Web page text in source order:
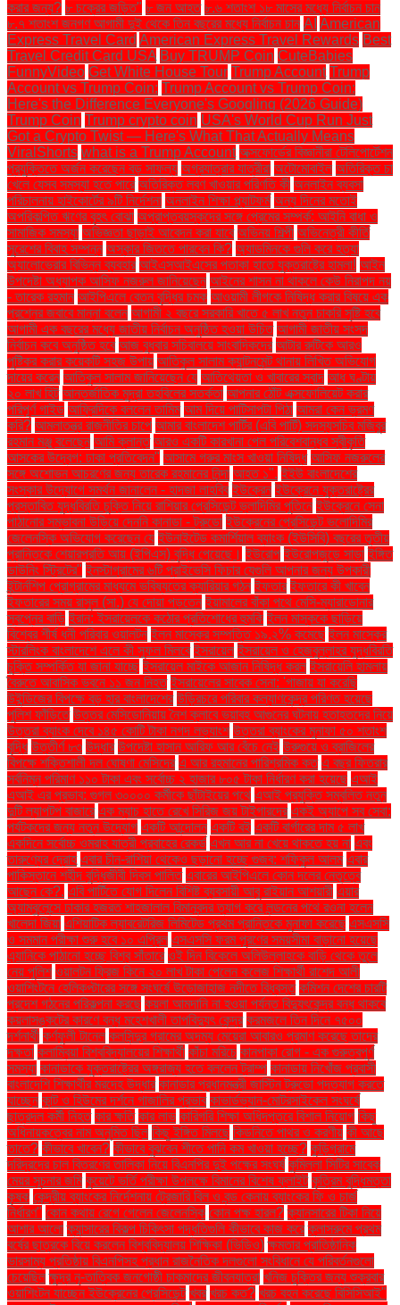
করার জন্য? ৮ চক্রের জড়িত" ৮ জন আহত ৮.৬ শতাংশ ১৮ মাসের মধ্যে নির্বাচন চান
৮.৭ শতাংশ জনগণ আগামী দুই থেকে তিন বছরের মধ্যে নির্বাচন চান AI American
Express Travel Card American Express Travel Rewards Best
Travel Credit Card USA Buy TRUMP Coin CuteBabies
FunnyVideo Get White House Tour Trump Account Trump
Account vs Trump Coin: Trump Account vs Trump Coin:
Here's the Difference Everyone's Googling (2026 Guide)
Trump Coin Trump crypto coin USA's World Cup Run Just
Got a Crypto Twist — Here's What That Actually Means
ViralShorts what is a Trump Account অক্সফোর্ডের বিজ্ঞানীরা টেলিপোর্টেশন
প্রযুক্তিতে অর্জন করেছেন বড় সাফল্য অগ্রযাত্রার যাত্রীরা অটোমোবাইল অতিরিক্ত চা
খেলে যেসব সমস্যা হতে পারে অতিরিক্ত লবণ খাওয়ার পরিণতি কী অনলাইন ব্যবসা
পরিচালনায় হাইকোর্টের ৯টি নির্দেশনা অনলাইন শিক্ষা প্ল্যাটফর্ম অন্য দিনের মতোই
অপরিকল্পিত ঋণের বৃহৎ বোঝা অপ্রাপ্তবয়স্কদের সঙ্গে প্রেমের সম্পর্ক: আইনি বাধা ও
সামাজিক সমস্যা অভিজ্ঞতা ছাড়াই আবেদন করা যাবে অভিনয় শিল্পী অভিনেত্রী কীর্তি
সুরেশের বিবাহ সম্পন্ন অস্কার জিততে পারবেন কি? অ্যাডমিনকে গুলি করে হত্যা
অ্যালোভেরার বিভিন্ন ব্যবহার আইএসআইএসের পতাকা হাতে যুক্তরাষ্ট্রে হামলা! আইন
উপদেষ্টা অধ্যাপক আসিফ নজরুল জানিয়েছেন আইনের শাসন না থাকলে কেউ নিরাপদ নয়
- তারেক রহমান আইপিএলে বেতন বৃদ্ধির চমক আওয়ামী লীগকে নিষিদ্ধ করার বিষয়ে এক
প্রশ্নের জবাবে মান্না বলেন আগামী ২ বছরে সরকারি খাতে ৫ লাখ নতুন চাকরি সৃষ্টি হবে
আগামী এক বছরের মধ্যে জাতীয় নির্বাচন অনুষ্ঠিত হওয়া উচিত আগামী জাতীয় সংসদ
নির্বাচন কবে অনুষ্ঠিত হবে আজ বুধবার সচিবালয়ে সাংবাদিকদের আটার রুটিকে আরও
পুষ্টিকর করার কয়েকটি সহজ উপায় আতিকুল সালাম ক্যান্টনমেন্ট থানায় লিখিত অভিযোগ
দায়ের করেন আতিকুল সালাম জানিয়েছেন যে আতিথেয়তা ও খাবারের স্বাদ আধ ঘণ্টায়
২০ লাখ হিট আন্তর্জাতিক মুদ্রা তহবিলের সতর্কতা আপনার ঠোঁট এক্সফোলিয়েট করার
পরিপূর্ণ গাইড আফ্রিদিকে বললেন তামিম আম দিয়ে পাটিসাপটা পিঠা আমরা কেন ভ্রমণ
করি? আমলাতন্ত্র রাজনীতির চাপে আমার বাংলাদেশ পার্টির (এবি পার্টি) সদস্যসচিব মজিবুর
রহমান মঞ্জু বলেছেন আমি ক্লান্ত আরও একটি কারখানা পেল পরিবেশবান্ধব স্বীকৃতি
আসকের উদ্বেগ: ঢাকা প্রতিবেদন" আসামে গরুর মাংস খাওয়া নিষিদ্ধ আসিফ নজরুলের
সঙ্গে অশোভন আচরণের জন্য তারেক রহমানের নিন্দা আহত ১". ইইউ বাংলাদেশের
সংস্কার উদ্যোগে সমর্থন জানালেন - হাদজা লাহবিব ইউক্রেন ইউক্রেনে যুক্তরাষ্ট্রের
প্রস্তাবিত যুদ্ধবিরতি চুক্তি নিয়ে রাশিয়ার প্রেসিডেন্ট ভ্লাদিমির পুতিনে ইউক্রেনে সেনা
পাঠানোর সম্ভাবনা উড়িয়ে দেননি কানাডা - ট্রুডো ইউক্রেনের প্রেসিডেন্ট ভলোদিমির
জেলেনস্কি অভিযোগ করেছেন যে ইউনাইটেড কমার্শিয়াল ব্যাংক (ইউসিবি) বছরের তৃতীয়
প্রান্তিকে শেয়ারপ্রতি আয় (ইপিএস) বৃদ্ধি পেয়েছে। ইউরোপ ইউরোপজুড়ে সাড়া ইঙ্গিত
ডাউনিং স্ট্রিটের" ইনস্টাগ্রামের ৬টি প্রাইভেসি ফিচার যেগুলি আপনার জন্য উপকারী
ইন্টার্নশিপ প্রোগ্রামের মাধ্যমে ভবিষ্যতের ক্যারিয়ার গঠন ইফতার ইফতারে কী খাবেন
ইফতারের সময় রাসুল (সা.) যে দোয়া পড়তেন ইয়ামালের বাঁকা পথে মেসি-ম্যারাডোনার
স্বপ্নের বাড়ি ইরান: ইসরায়েলকে কঠোর প্রতিশোধের হুমকি ইলন মাস্ককে ছাড়িয়ে
বিশ্বের শীর্ষ ধনী পরিবার ওয়ালটন ইলন মাস্কের সম্পত্তি ১৯.২% কমেছে ইলন মাস্কের
স্টারলিংক বাংলাদেশে এলে কী সুফল মিলবে ইসরায়েল ইসরায়েল ও হেজবুল্লাহর যুদ্ধবিরতি
চুক্তি সম্পর্কিত যা জানা যাচ্ছে ইসরায়েল মাইকে আজান নিষিদ্ধ করল ইসরায়েলি হামলায়
বৈরুতে আবাসিক ভবনে ১১ জন নিহত ইসরায়েলের সাবেক সেনা: 'গাজায় যা করেছি
উইন্ডিজের বিপক্ষে বড় হার বাংলাদেশের উড়িরচরে পরিবার কল্যাণকেন্দ্র পরিণত হয়েছে
পুলিশ ফাঁড়িতে উত্তর মেসিডোনিয়ায় নৈশ ক্লাবে ভয়াবহ আগুনের ঘটনায় হতাহতদের নিয়ে
উত্তরা ব্যাংক দেবে ১৪৫ কোটি টাকা নগদ লভ্যাংশ উত্তরা ব্যাংকের মুনাফা ৫০ শতাংশ
বৃদ্ধি উত্তীর্ণ ৮৩ উদ্ধার উপদেষ্টা হাসান আরিফ আর বেঁচে নেই উরুগুয়ে ও ব্রাজিলের
বিপক্ষে শক্তিশালী দল ঘোষণা মেসিদের এ আর রহমানের পারিশ্রমিক কত এ বছর ফিতরার
সর্বনিম্ন পরিমাণ ১১০ টাকা এবং সর্বোচ্চ ২ হাজার ৮০৫ টাকা নির্ধারণ করা হয়েছে এআই
এআই এর প্রভাব: গুগল ৩০০০০ কর্মীকে ছাঁটাইয়ের পথে এআই প্রযুক্তি সম্বলিত নতুন
দুটি ল্যাপটপ বাজারে এক ম্যাচ হাতে রেখে সিরিজ জয় টাইগারদের একই অ্যাপে সব সেবা:
পর্যটকদের জন্য নতুন উদ্যোগ একটি আন্দোলন একটি বই একটি বার্গারের দাম ৫ লাখ
একদিনে সর্বোচ্চ ওমরাহ যাত্রী প্রবাহের রেকর্ড এখন আর না খেয়ে থাকতে হয় না এবং
তারুণ্যের দ্রোহ এবার চীন-রাশিয়া থেকেও ছড়ানো হচ্ছে গুজব: শফিকুল আলম এবার
পাকিস্তানে শহীদ বুদ্ধিজীবী দিবস পালিত এবারের আইপিএলে কোন দলের নেতৃত্বে
আছেন কে?. এবি পার্টিতে যোগ দিলেন বিশিষ্ট ব্যবসায়ী আবু রাইয়ান আশয়ারী এয়ার
অ্যাম্বুলেন্সে ঢাকার হজরত শাহজালাল বিমানবন্দর ত্যাগ করে লন্ডনের পথে রওনা হলেন
খালেদা জিয়া এশিয়াটিক ল্যাবরেটরিজ লিমিটেড প্রথম প্রান্তিকে মুনাফা করেছে এসএসসি
ও সমমান পরীক্ষা শুরু হবে ১০ এপ্রিল এসএসসি ফরম পূরণের সময়সীমা বাড়ানো হয়েছে
এ্যানিকে পাঠানো হচ্ছে বিশ্ব সাঁতারে ওই দিন বিকেলে অলিউল্লাহকে বাড়ি থেকে তুলে
নেয় পুলিশ ওয়ালটন ফ্রিজ কিনে ২০ লাখ টাকা পেলেন কলেজ শিক্ষার্থী রাশেদ আলী
ওয়াশিংটনে হেলিকপ্টারের সঙ্গে সংঘর্ষে উড়োজাহাজ নদীতে বিধ্বস্ত কমিশন দেশের চারটি
প্রদেশ গঠনের পরিকল্পনা করছে কয়লা আমদানি না হওয়া পর্যন্ত বিদ্যুৎকেন্দ্র বন্ধ থাকবে
কয়লাসঙ্কটের কারণে বন্ধ মহেশখালী তাপবিদ্যুৎ কেন্দ্র করমজলে তিন দিনে ৭৫০০
দর্শনার্থী কর্ণফুলী টানেল কলসিন্দুর গ্রামের অদম্য মেয়েরা আবারও প্রমাণ করেছে তাদের
দক্ষতা কলাম্বিয়া বিশ্ববিদ্যালয়ের শিক্ষার্থী কাঁচা মরিচে কানপাকা রোগ - এক গুরুত্বপুর্ণ
সমস্যা কানাডাকে যুক্তরাষ্ট্রের অঙ্গরাজ্য হতে বললেন ট্রাম্প কানাডায় নিখোঁজ প্রবাসী
বাংলাদেশি শিক্ষার্থীর মরদেহ উদ্ধার কানাডার প্রধানমন্ত্রী জাস্টিন ট্রুডো পদত্যাগ করতে
যাচ্ছেন কান্ট ও হিউমের দর্শনে গাজালির প্রভাব কাভার্ডভ্যান-মোটরসাইকেল সংঘর্ষে
ছাত্রদল কর্মী নিহত কার ক্ষতি কার লাভ কারিগরি শিক্ষা অধিদপ্তরে বিশাল নিয়োগ কিছু
অধিনায়কত্বের নাম অনুমিত ছিল কিছু ইঙ্গিত মিলছে কিডনিতে পাথর ও করণীয় কী আছে
তাতে? কীভাবে খাবেন? কীভাবে বুঝবেন শীতে পানি কম খাওয়া হচ্ছে? কুড়িগ্রামে
দরিদ্রদের চাল বিতরণের তালিকা নিয়ে বিএনপির দুই পক্ষের সংঘর্ষ কুমিল্লা সিটির সাবেক
মেয়র সূচনার জমি কুয়েটে ভর্তি পরীক্ষা উপলক্ষে বিমানের বিশেষ ফ্লাইট কৃত্রিম বুদ্ধিমত্তা
কৃষক কেন্দ্রীয় ব্যাংকের নির্দেশনায় ট্রেজারি বিল ও বন্ড কেনায় ব্যাংকের ফি ও চার্জ
নির্ধারণ" কোন কথায় রেগে গেলেন জেলেনস্কি কোন পক্ষ হারল? ক্যানসারের টিকা নিয়ে
আশার আলো ক্যান্সারের বিকল্প চিকিৎসা পদ্ধতিগুলি কীভাবে কাজ করে ক্লাসরুমে প্রথম
বর্ষের ছাত্রকে বিয়ে করলেন বিশ্ববিদ্যালয় শিক্ষিকা (ভিডিও) ক্ষমতার প্রাতিষ্ঠানিক
ভারসাম্য প্রতিষ্ঠায় বিএনপিসহ প্রধান রাজনৈতিক দলগুলো সংবিধানে যে পরিবর্তনগুলো
চেয়েছিল ক্ষুদ্র নৃ-তাত্বিক জনগোষ্ঠী চাকমাদের জীবনযাত্রা খনিজ চুক্তির জন্য শুক্রবার
ওয়াশিংটন যাচ্ছেন ইউক্রেনের প্রেসিডেন্ট খবর খরচ কত? খরচ বহন করেছে বিসিসিআই"